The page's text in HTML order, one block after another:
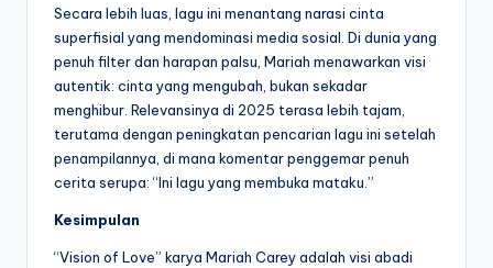
Secara lebih luas, lagu ini menantang narasi cinta
superfisial yang mendominasi media sosial. Di dunia yang
penuh filter dan harapan palsu, Mariah menawarkan visi
autentik: cinta yang mengubah, bukan sekadar
menghibur. Relevansinya di 2025 terasa lebih tajam,
terutama dengan peningkatan pencarian lagu ini setelah
penampilannya, di mana komentar penggemar penuh
cerita serupa: “Ini lagu yang membuka mataku.”
Kesimpulan
“Vision of Love” karya Mariah Carey adalah visi abadi